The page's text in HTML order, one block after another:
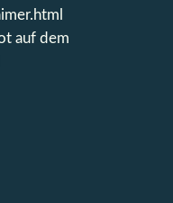
auf dem